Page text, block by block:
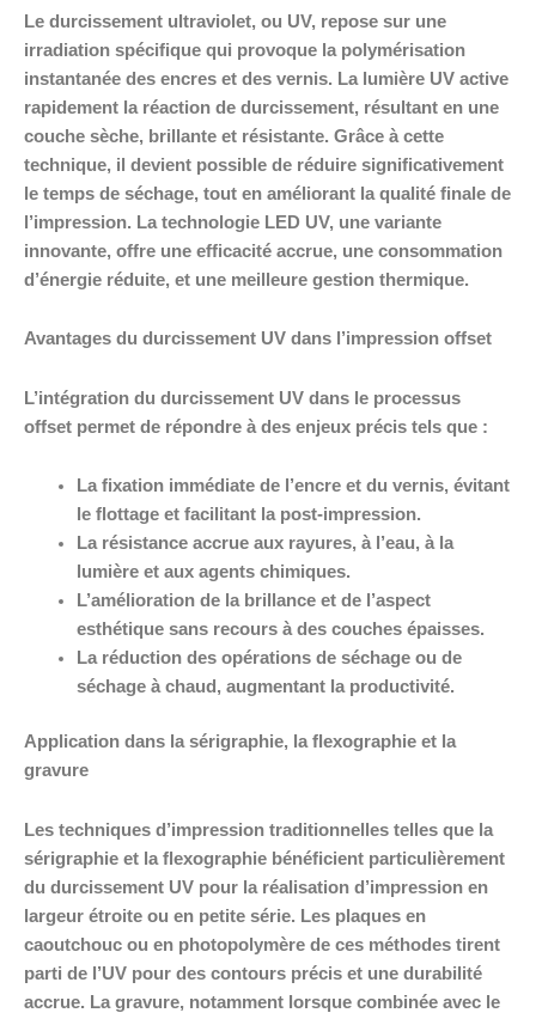
Le durcissement ultraviolet, ou UV, repose sur une
irradiation spécifique qui provoque la polymérisation
instantanée des encres et des vernis. La lumière UV active
rapidement la réaction de durcissement, résultant en une
couche sèche, brillante et résistante. Grâce à cette
technique, il devient possible de réduire significativement
le temps de séchage, tout en améliorant la qualité finale de
l’impression. La technologie LED UV, une variante
innovante, offre une efficacité accrue, une consommation
d’énergie réduite, et une meilleure gestion thermique.
Avantages du durcissement UV dans l’impression offset
L’intégration du durcissement UV dans le processus
offset permet de répondre à des enjeux précis tels que :
La fixation immédiate de l’encre et du vernis, évitant
le flottage et facilitant la post-impression.
La résistance accrue aux rayures, à l’eau, à la
lumière et aux agents chimiques.
L’amélioration de la brillance et de l’aspect
esthétique sans recours à des couches épaisses.
La réduction des opérations de séchage ou de
séchage à chaud, augmentant la productivité.
Application dans la sérigraphie, la flexographie et la
gravure
Les techniques d’impression traditionnelles telles que la
sérigraphie et la flexographie bénéficient particulièrement
du durcissement UV pour la réalisation d’impression en
largeur étroite ou en petite série. Les plaques en
caoutchouc ou en photopolymère de ces méthodes tirent
parti de l’UV pour des contours précis et une durabilité
accrue. La gravure, notamment lorsque combinée avec le